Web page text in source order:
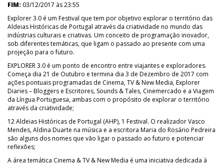
FIM: 03/12/2017 às 23:55
Explorer 3.0 é um Festival que tem por objetivo explorar o território das
Aldeias Históricas de Portugal através da criatividade no mundo das
indústrias culturais e criativas. Um conceito de programação inovador,
sob diferentes temáticas, que ligam o passado ao presente com uma
projeção para o futuro.
EXPLORER 3.0 é um ponto de encontro entre viajantes e exploradores.
Começa dia 21 de Outubro e termina dia 3 de Dezembro de 2017 com
ações pontuais programadas de Cinema, TV & New Media, Explorer
Diaries – Bloggers e Escritores, Sounds & Tales, Cinemercado e a Viagem
da Língua Portuguesa, ambas com o propósito de explorar o território
através da criatividade;
12 Aldeias Históricas de Portugal (AHP), 1 Festival. O realizador Vasco
Mendes, Aldina Duarte na música e a escritora Maria do Rosário Pedreira
são alguns dos nomes que vão ligar o passado ao futuro e potenciar
reflexões;
A área temática Cinema & TV & New Media é uma iniciativa dedicada à